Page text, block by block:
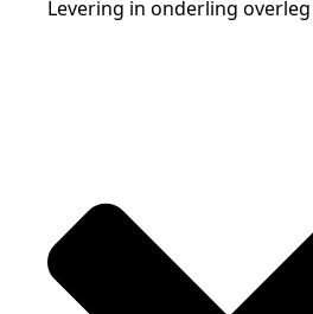
Levering in onderling